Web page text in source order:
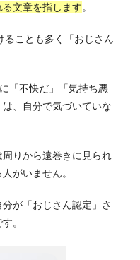
文章を指します。
ることも多く「おじさん
「不快だ」「気持ち悪
、自分で気づいていな
りから遠巻きに見られ
がいません。
が「おじさん認定」さ
。